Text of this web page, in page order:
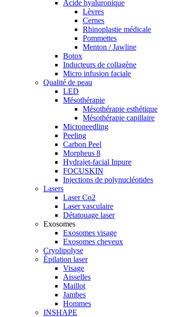
Acide hyaluronique
Lèvres
Cernes
Rhinoplastie médicale
Pommettes
Menton / Jawline
Botox
Inducteurs de collagène
Micro infusion faciale
Qualité de peau
LED
Mésothérapie
Mésothérapie esthétique
Mésothérapie capillaire
Microneedling
Peeling
Carbon Peel
Morpheus 8
Hydrajet-facial Inpure
FOCUSKIN
Injections de polynucléotides
Lasers
Laser Co2
Laser vasculaire
Détatouage laser
Exosomes
Exosomes visage
Exosomes cheveux
Cryolipolyse
Épilation laser
Visage
Aisselles
Maillot
Jambes
Hommes
INSHAPE